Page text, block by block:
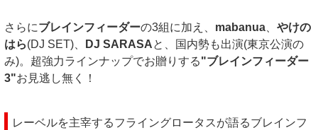
さらにブレインフィーダーの3組に加え、 mabanua
やけの
はら(DJ SET)、 DJ SARASAと、国内勢も出演(東京公演の
み)。超強力ラインナップでお贈りする"ブレインフィーダー
3"お見逃し無く！
レーベルを主宰するフライングロータスが語るブレインフ